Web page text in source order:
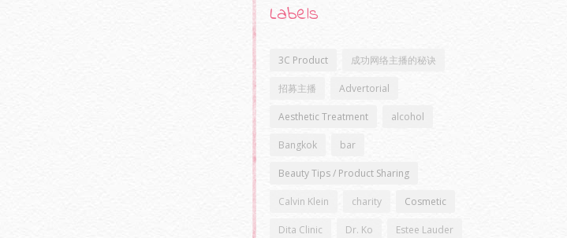
Labels
3C Product 成功网络主播的秘诀
招募主播 Advertorial
Aesthetic Treatment alcohol
Bangkok bar
Beauty Tips / Product Sharing
Calvin Klein charity Cosmetic
Dita Clinic Dr. Ko Estee Lauder